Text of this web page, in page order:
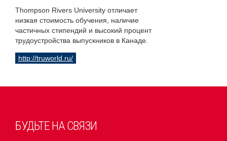
Thompson Rivers University отличает
низкая стоимость обучения, наличие
частичных стипендий и высокий процент
трудоустройства выпускников в Канаде.
http://truworld.ru/
БУДЬТЕ НА СВЯЗИ